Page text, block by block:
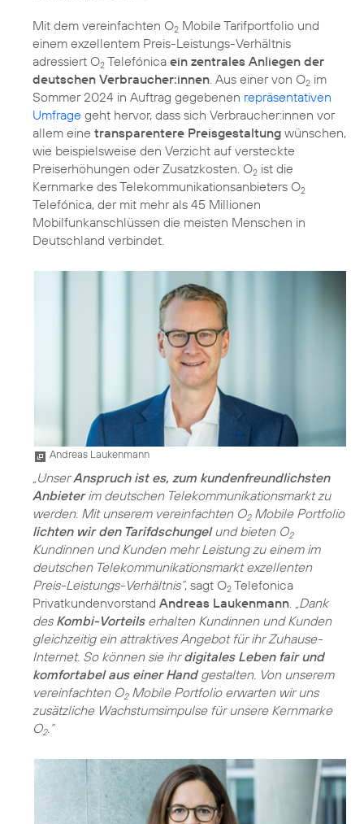
Mit dem vereinfachten O2 Mobile Tarifportfolio und
einem exzellentem Preis-Leistungs-Verhältnis
adressiert O2 Telefónica ein zentrales Anliegen der
deutschen Verbraucher:innen . Aus einer von O2 im
Sommer 2024 in Auftrag gegebenen repräsentativen
Umfrage geht hervor, dass sich Verbraucher:innen vor
allem eine transparentere Preisgestaltung wünschen,
wie beispielsweise den Verzicht auf versteckte
Preiserhöhungen oder Zusatzkosten. O2 ist die
Kernmarke des Telekommunikationsanbieters O2
Telefónica, der mit mehr als 45 Millionen
Mobilfunkanschlüssen die meisten Menschen in
Deutschland verbindet.
Andreas Laukenmann
„UnserAnspruch ist es, zum kundenfreundlichsten
Anbieterim deutschen Telekommunikationsmarkt zu
werden. Mit unserem vereinfachten O2Mobile Portfolio
lichten wir den Tarifdschungelund bieten O2
Kundinnen und Kunden mehr Leistung zu einem im
deutschen Telekommunikationsmarkt exzellenten
Preis-Leistungs-Verhältnis“, sagt O2 Telefonica
Privatkundenvorstand Andreas Laukenmann. „Dank
des Kombi-Vorteilserhalten Kundinnen und Kunden
gleichzeitig ein attraktives Angebot für ihr Zuhause-
Internet. So können sie ihrdigitales Leben fair und
komfortabel aus einer Handgestalten. Von unserem
vereinfachten O2Mobile Portfolio erwarten wir uns
zusätzliche Wachstumsimpulse für unsere Kernmarke
O2.“